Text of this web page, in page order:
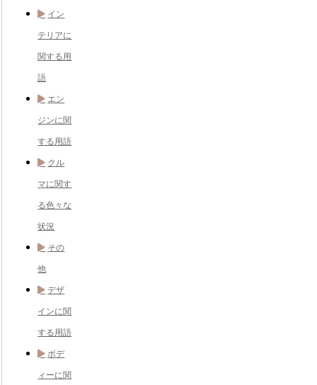
イン
テリアに
関する用
語
エン
ジンに関
する用語
クル
マに関す
る色々な
状況
その
他
デザ
インに関
する用語
ボデ
ィーに関